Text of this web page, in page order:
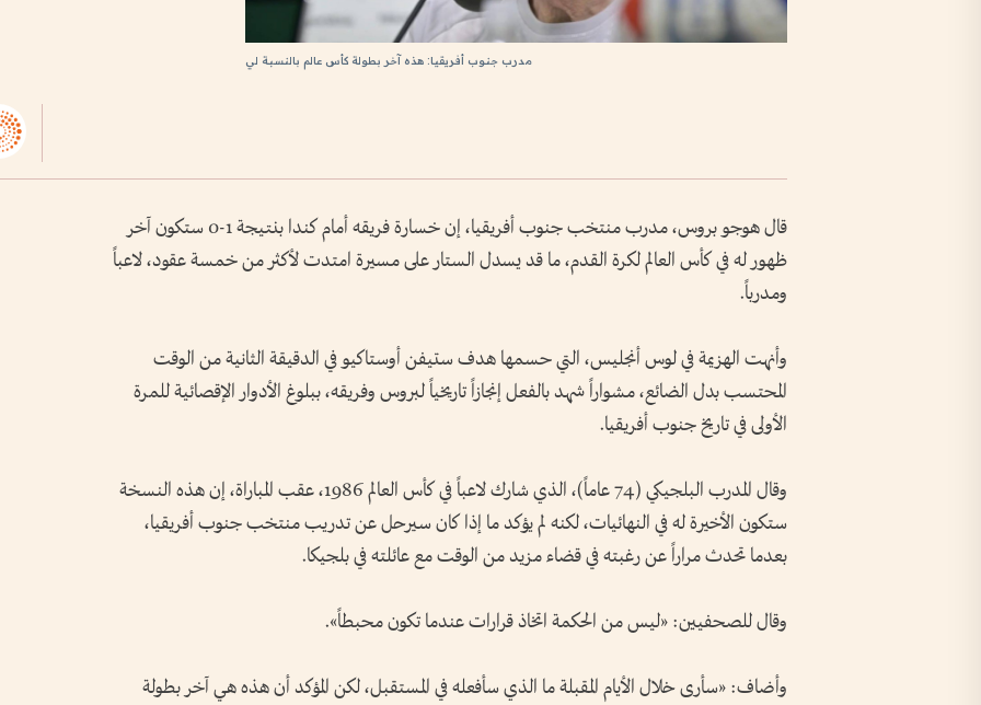
مدرب جنوب أفريقيا: هذه آخر بطولة كأس عالم بالنسبة لي
قال هوجو بروس، مدرب منتخب جنوب أفريقيا، إن خسارة فريقه أمام كندا بنتيجة 1-0 ستكون آخر
ظهور له في كأس العالم لكرة القدم، ما قد يسدل الستار على مسيرة امتدت لأكثر من خمسة عقود، لاعباً
ومدرباً.
وأنهت الهزيمة في لوس أنجليس، التي حسمها هدف ستيفن أوستاكيو في الدقيقة الثانية من الوقت
المحتسب بدل الضائع، مشواراً شهد بالفعل إنجازاً تاريخياً لبروس وفريقه، ببلوغ الأدوار الإقصائية للمرة
الأولى في تاريخ جنوب أفريقيا.
وقال المدرب البلجيكي (74 عاماً)، الذي شارك لاعباً في كأس العالم 1986، عقب المباراة، إن هذه النسخة
ستكون الأخيرة له في النهائيات، لكنه لم يؤكد ما إذا كان سيرحل عن تدريب منتخب جنوب أفريقيا،
بعدما تحدث مراراً عن رغبته في قضاء مزيد من الوقت مع عائلته في بلجيكا.
وقال للصحفيين: «ليس من الحكمة اتخاذ قرارات عندما تكون محبطاً».
وأضاف: «سأرى خلال الأيام المقبلة ما الذي سأفعله في المستقبل، لكن المؤكد أن هذه هي آخر بطولة